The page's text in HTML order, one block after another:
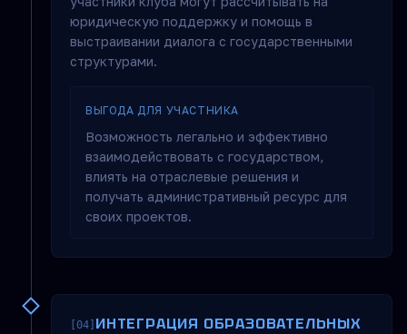
юридическую поддержку и помощь в
выстраивании диалога с государственными
структурами.
ВЫГОДА ДЛЯ УЧАСТНИКА
Возможность легально и эффективно
взаимодействовать с государством,
влиять на отраслевые решения и
получать административный ресурс для
своих проектов.
[04] ИНТЕГРАЦИЯ ОБРАЗОВАТЕЛЬНЫХ